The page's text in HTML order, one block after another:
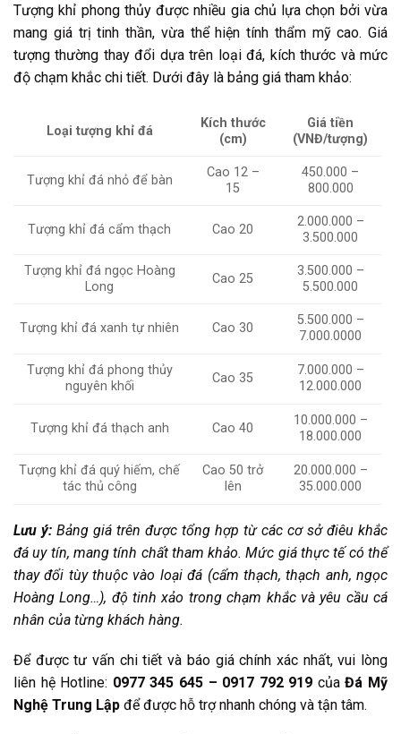
Tượng khỉ phong thủy được nhiều gia chủ lựa chọn bởi vừa
mang giá trị tinh thần, vừa thể hiện tính thẩm mỹ cao. Giá
tượng thường thay đổi dựa trên loại đá, kích thước và mức
độ chạm khắc chi tiết. Dưới đây là bảng giá tham khảo:
Loại tượng khỉ đá
Kích thước
(cm)
Giá tiền
(VNĐ/tượng)
Tượng khỉ đá nhỏ để bàn
Cao 12 –
15
450.000 –
800.000
Tượng khỉ đá cẩm thạch Cao 20
2.000.000 –
3.500.000
Tượng khỉ đá ngọc Hoàng
Long
Cao 25
3.500.000 –
5.500.000
Tượng khỉ đá xanh tự nhiên Cao 30
5.500.000 –
7.000.0000
Tượng khỉ đá phong thủy
nguyên khối
Cao 35
7.000.000 –
12.000.000
Tượng khỉ đá thạch anh Cao 40
10.000.000 –
18.000.000
Tượng khỉ đá quý hiếm, chế
tác thủ công
Cao 50 trở
lên
20.000.000 –
35.000.000
Lưu ý: Bảng giá trên được tổng hợp từ các cơ sở điêu khắc
đá uy tín, mang tính chất tham khảo. Mức giá thực tế có thể
thay đổi tùy thuộc vào loại đá (cẩm thạch, thạch anh, ngọc
Hoàng Long…), độ tinh xảo trong chạm khắc và yêu cầu cá
nhân của từng khách hàng.
Để được tư vấn chi tiết và báo giá chính xác nhất, vui lòng
liên hệ Hotline: 0977 345 645 – 0917 792 919 củaĐá Mỹ
Nghệ Trung Lập để được hỗ trợ nhanh chóng và tận tâm.